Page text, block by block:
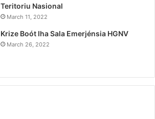
Teritoriu Nasional
March 11, 2022
Krize Boót Iha Sala Emerjénsia HGNV
March 26, 2022